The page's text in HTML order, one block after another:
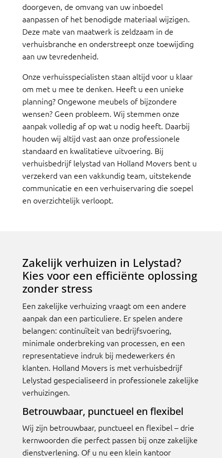
doorgeven, de omvang van uw inboedel
aanpassen of het benodigde materiaal wijzigen.
Deze mate van maatwerk is zeldzaam in de
verhuisbranche en onderstreept onze toewijding
aan uw tevredenheid.
Onze verhuisspecialisten staan altijd voor u klaar
om met u mee te denken. Heeft u een unieke
planning? Ongewone meubels of bijzondere
wensen? Geen probleem. Wij stemmen onze
aanpak volledig af op wat u nodig heeft. Daarbij
houden wij altijd vast aan onze professionele
standaard en kwalitatieve uitvoering. Bij
verhuisbedrijf lelystad van Holland Movers bent u
verzekerd van een vakkundig team, uitstekende
communicatie en een verhuiservaring die soepel
en overzichtelijk verloopt.
Zakelijk verhuizen in Lelystad?
Kies voor een efficiënte oplossing
zonder stress
Een zakelijke verhuizing vraagt om een andere
aanpak dan een particuliere. Er spelen andere
belangen: continuïteit van bedrijfsvoering,
minimale onderbreking van processen, en een
representatieve indruk bij medewerkers én
klanten. Holland Movers is met verhuisbedrijf
Lelystad gespecialiseerd in professionele zakelijke
verhuizingen.
Betrouwbaar, punctueel en flexibel
Wij zijn betrouwbaar, punctueel en flexibel – drie
kernwoorden die perfect passen bij onze zakelijke
dienstverlening. Of u nu een klein kantoor